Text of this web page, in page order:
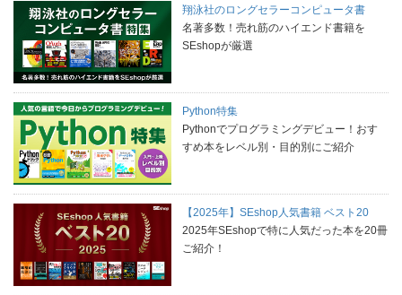
翔泳社のロングセラーコンピュータ書
名著多数！売れ筋のハイエンド書籍を
SEshopが厳選
Python特集
Pythonでプログラミングデビュー！おす
すめ本をレベル別・目的別にご紹介
【2025年】SEshop人気書籍 ベスト20
2025年SEshopで特に人気だった本を20冊
ご紹介！